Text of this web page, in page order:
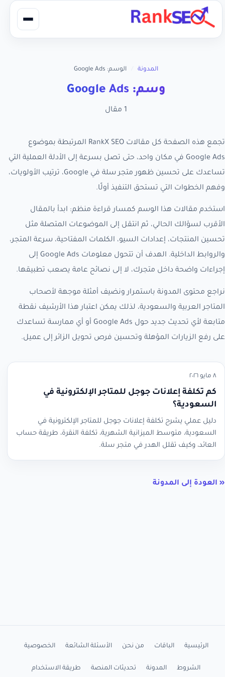
المدونة الوسم: Google Ads
وسم: Google Ads
1 مقال
تجمع هذه الصفحة كل مقالات RankX SEO المرتبطة بموضوع
Google Ads في مكان واحد، حتى تصل بسرعة إلى الأدلة العملية التي
تساعدك على تحسين ظهور متجر سلة في Google، ترتيب الأولويات،
وفهم الخطوات التي تستحق التنفيذ أولًا.
استخدم مقالات هذا الوسم كمسار قراءة منظم: ابدأ بالمقال
الأقرب لسؤالك الحالي، ثم انتقل إلى الموضوعات المتصلة مثل
تحسين المنتجات، إعدادات السيو، الكلمات المفتاحية، سرعة المتجر،
والروابط الداخلية. الهدف أن تتحول معلومات Google Ads إلى
إجراءات واضحة داخل متجرك، لا إلى نصائح عامة يصعب تطبيقها.
نراجع محتوى المدونة باستمرار ونضيف أمثلة موجهة لأصحاب
المتاجر العربية والسعودية، لذلك يمكن اعتبار هذا الأرشيف نقطة
متابعة لأي تحديث جديد حول Google Ads أو أي ممارسة تساعدك
على رفع الزيارات المؤهلة وتحسين فرص تحويل الزائر إلى عميل.
٨ مايو ٢٠٢٦
كم تكلفة إعلانات جوجل للمتاجر الإلكترونية في
السعودية؟
دليل عملي يشرح تكلفة إعلانات جوجل للمتاجر الإلكترونية في
السعودية، متوسط الميزانية الشهرية، تكلفة النقرة، طريقة حساب
العائد، وكيف تقلل الهدر في متجر سلة.
« العودة إلى المدونة
الرئيسية الباقات من نحن الأسئلة الشائعة الخصوصية
الشروط المدونة تحديثات المنصة طريقة الاستخدام